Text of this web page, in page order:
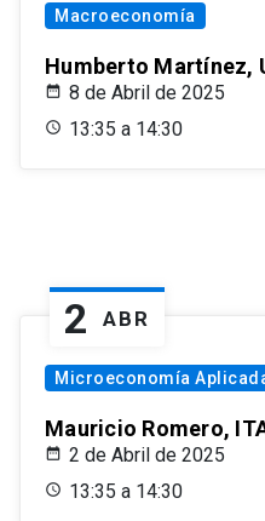
Macroeconomía
Humberto Martínez,
8 de Abril de 2025
13:35 a 14:30
2 ABR
Microeconomía
Mauricio Romero,
2 de Abril de 2025
13:35 a 14:30